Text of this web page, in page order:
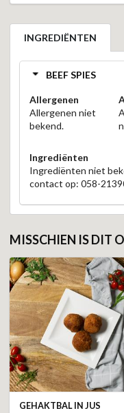
INGREDIËNTEN
BEEF SPIES
Allergenen
Allergenen niet
bekend.
Ingrediënten
Ingrediënten niet
contact op: 058-
MISSCHIEN IS DIT
GEHAKTBAL IN JUS